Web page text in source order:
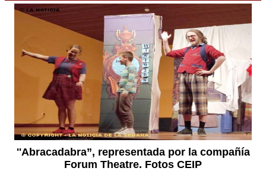
''Abracadabra”, representada por la compañía
Forum Theatre. Fotos CEIP